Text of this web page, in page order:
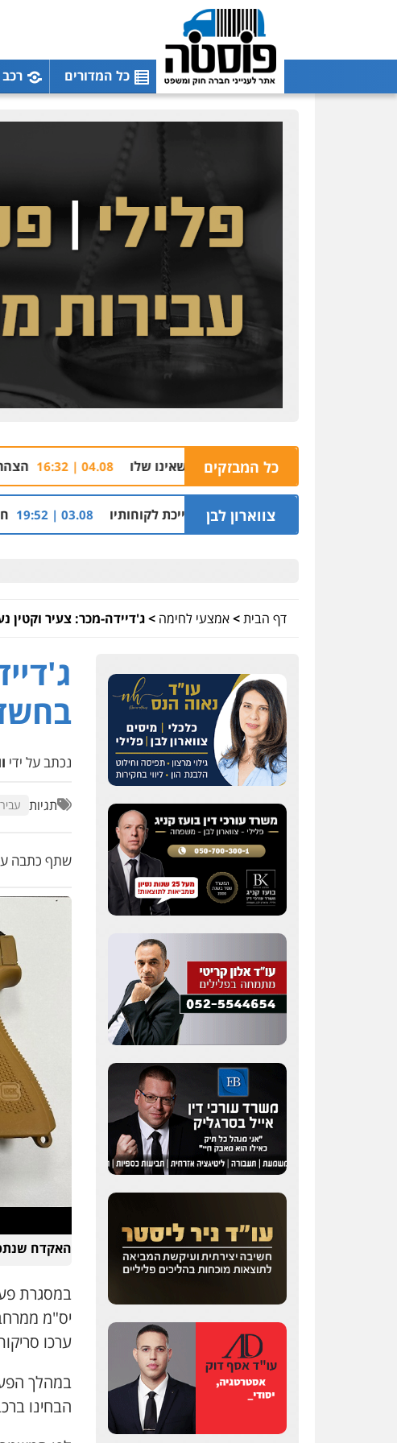
כל המדורים
כל המבזקים04.08 | 16:32 הצהרת תובע נגד
צווארון לבן
שקל על דירה השייכת לקוחותיו 03.08 | 19:52 חלק מאזור התעשייה
דף הבית>אמצעי לחימה >ג'דיידה-מכר: צעיר
עדי כרמלי – חברת עו"ד
פלילי כלכלי עורכי דין
לענייני אסירים
גיא זהבי משרד עורכי דין
עו"ד איהאב ג'לג'ולי
פלילי מעצרים וחקירות
עורכי דין לענייני אסירים
נכתב על ידי
תגיות
שתף כתבה
האקדח
במסגרת
יס"מ
ערכו
במהלך
הבחינו